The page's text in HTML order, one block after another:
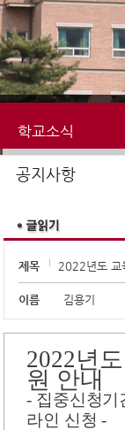
학교소식
공지사항
언론속의 경기외고
명예의전당
학교앨범
추억의 학교영상
학교신문
공지사항
제목 2022년도 교
이름 김용기
2022년
원 안내
- 집중신청기
라인 신청-